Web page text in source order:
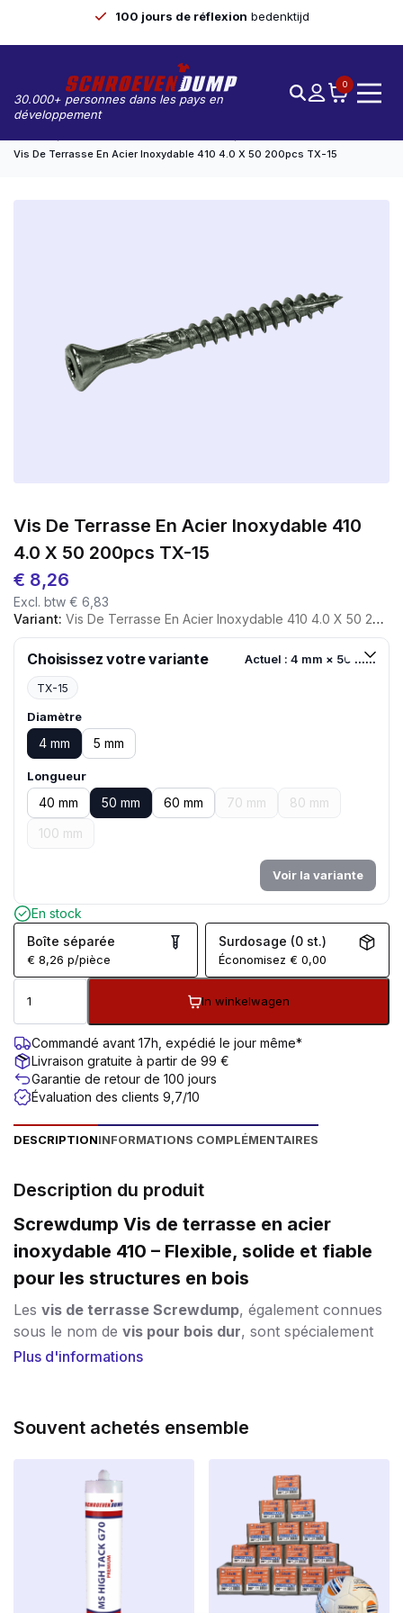
100 jours de réflexion bedenktijd
30.000+ personnes dans les pays en
développement
0
Vis De Terrasse En Acier Inoxydable 410 4.0 X 50 200pcs TX-15
Vis De Terrasse En Acier Inoxydable 410
4.0 X 50 200pcs TX-15
€ 8,26
Excl. btw € 6,83
Variant: Vis De Terrasse En Acier Inoxydable 410 4.0 X 50 200pcs TX-15
Choisissez votre variante Actuel : 4 mm × 50 mm
TX-15
Diamètre
4 mm 5 mm
Longueur
40 mm 50 mm 60 mm 70 mm
80 mm
100 mm
Voir la variante
En stock
Boîte séparée
€ 8,26 p/pièce
Surdosage (0 st.)
Économisez€ 0,00
In winkelwagen
Commandé avant 17h, expédié le jour même*
Livraison gratuite à partir de 99 €
Garantie de retour de 100 jours
Évaluation des clients 9,7/10
DESCRIPTIONINFORMATIONS COMPLÉMENTAIRES
Description du produit
Screwdump Vis de terrasse en acier
inoxydable 410 – Flexible, solide et fiable
pour les structures en bois
Les vis de terrasse Screwdump, également connues
sous le nom de vis pour bois dur, sont spécialement
conçues pour la fixation solide de
professionnels et les bricoleurs qui ne veulent
travailler qu’avec de la qualité.
Qu’est-ce qui rend les vis de terrasse
Screwdump uniques ?
Ces vis sont fabriquées en
acier inoxydable AISI 410
de haute qualité.
Cet alliage spécialement sélectionné
est légèrement plus souple que l’acier inoxydable
traditionnel, ce qui constitue un grand avantage :
aucun risque de rupture
, même en cas de sollicitation
Plus d'informations
Souvent achetés ensemble